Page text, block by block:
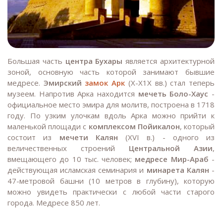
Большая часть центра Бухары является архитектурной
зоной, основную часть которой занимают бывшие
медресе. Эмирский замок Арк (Х-Х1Х вв.) стал теперь
музеем. Напротив Арка находится мечеть Боло-Хаус -
официальное место эмира для молитв, построена в 1718
году. По узким улочкам вдоль Арка можно прийти к
маленькой площади с комплексом Пойикалон, который
состоит из мечети Калян (XVI в.) - одного из
величественных строений Центральной Азии,
вмещающего до 10 тыс. человек; медресе Мир-Араб -
действующая исламская семинария и минарета Калян -
47-метровой башни (10 метров в глубину), которую
можно увидеть практически с любой части старого
города. Медресе 850 лет.